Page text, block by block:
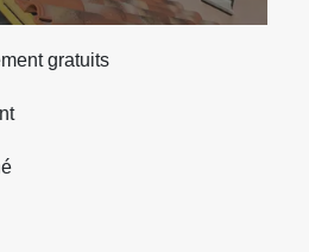
gratuits